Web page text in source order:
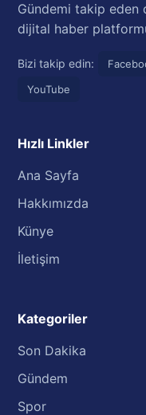
Gündemi takip eden
dijital haber
Bizi takip edin:
YouTube
Hızlı Linkler
Ana Sayfa
Hakkımızda
Künye
İletişim
Kategoriler
Son Dakika
Gündem
Spor